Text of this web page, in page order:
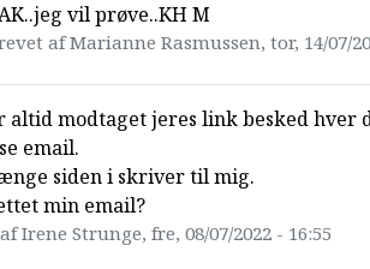
vil prøve..KH M
af Marianne Rasmussen, tor, 14/07/
altid modtaget jeres link besked hver
email.
siden i skriver til mig.
min email?
Irene Strunge, fre, 08/07/2022 - 16:55